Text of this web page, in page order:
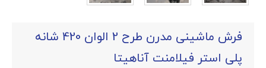
فرش ماشینی مدرن طرح 2 الوان 420 شانه
پلی استر فیلامنت آناهیتا